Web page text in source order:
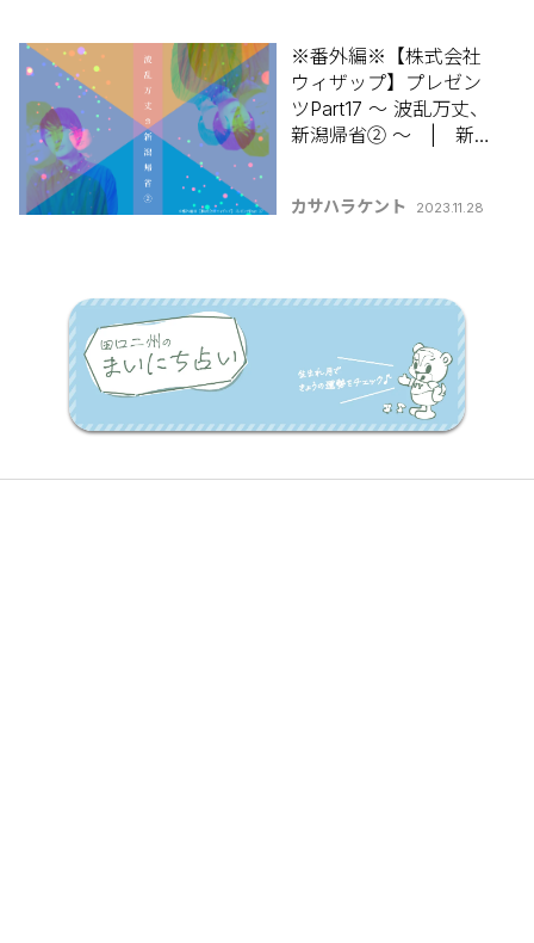
※番外編※【株式会社
ウィザップ】プレゼン
ツPart17 ～ 波乱万丈、
新潟帰省② ～ | 新発
ばいいんですか？】
カサハラケント 2023.11.28